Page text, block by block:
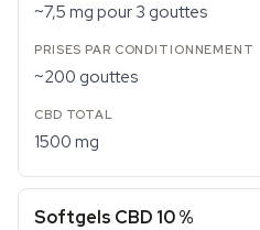
~7,5 mg pour 3 gouttes
~200 gouttes
1500 mg
Softgels CBD 10 %